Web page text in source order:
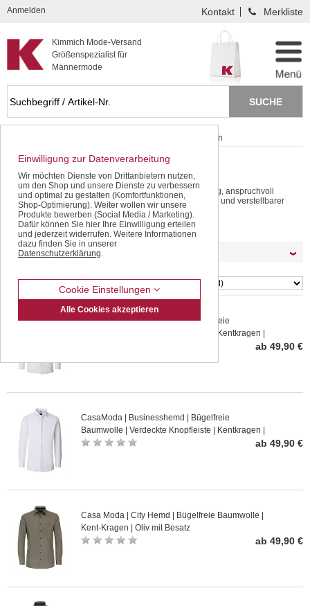
Kompletten Head der Seite überspringen
Kimmich Mode-Versand
Größenspezialist für
Männermode
Anmelden Kontakt Merkliste
Bügelfreie Hemden
Bügelfreie Langarm Hemden für Männer
Waschen, trocknen, glattstreichen - fertig!
Reine, weichfließende Baumwolle mit Spezialausrüstung, anspruchvoll
ergänzt mit modischem Schnitt, aufgesetzter Brusttasche und verstellbarer
Manschette.
mehr lesen
Möchten Sie Ihre Auswahl filtern ?
CasaModa | Businesshemd | Bügelfreie
Baumwolle | Verdeckte Knopfleiste | Kentkragen |
ab 49,90 €
CasaModa | Businesshemd | Bügelfreie
Baumwolle | Verdeckte Knopfleiste | Kentkragen |
Weiss
ab 49,90 €
Casa Moda | City Hemd | Bügelfreie Baumwolle |
Kent-Kragen | Oliv mit Besatz
ab 49,90 €
Einwilligung zur Datenverarbeitung
Wir möchten Dienste von Drittanbietern nutzen,
um den Shop und unsere Dienste zu verbessern
und optimal zu gestalten (Komfortfunktionen,
Shop-Optimierung). Weiter wollen wir unsere
Produkte bewerben (Social Media / Marketing).
Dafür können Sie hier Ihre Einwilligung erteilen
und jederzeit widerrufen. Weitere Informationen
dazu finden Sie in unserer
Datenschutzerklärung.
Cookie Einstellungen
Alle Cookies akzeptieren